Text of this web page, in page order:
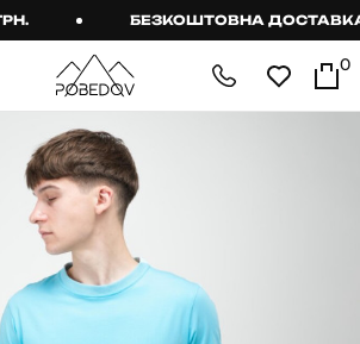
БЕЗКОШТОВНА ДОСТАВКА
0